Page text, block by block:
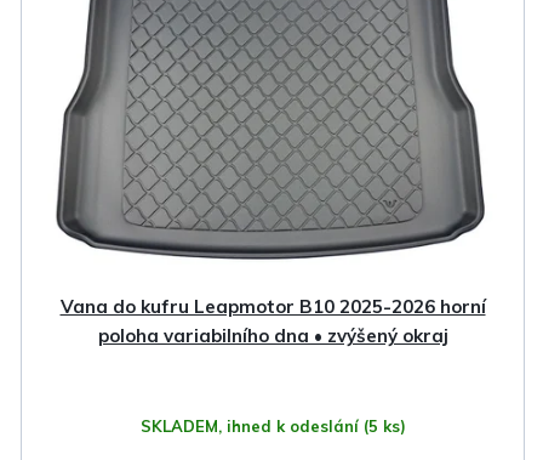
Vana do kufru Leapmotor B10 2025-2026 horní
poloha variabilního dna • zvýšený okraj
SKLADEM, ihned k odeslání (5 ks)